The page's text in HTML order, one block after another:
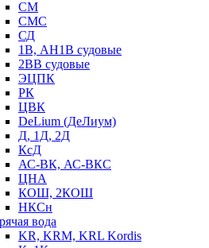
СМ
СМС
СД
1В, АН1В судовые
2ВВ судовые
ЭЦПК
РК
ЦВК
DeLium (ДеЛиум)
Д, 1Д, 2Д
КсД
АС-ВК, АС-ВКС
ЦНА
КОШ, 2КОШ
НКСн
вода
KR, KRM, KRL Kordis